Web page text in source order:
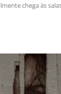
chega às